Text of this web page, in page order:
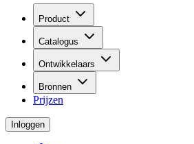
Product
Catalogus
Ontwikkelaars
Bronnen
Prijzen
Inloggen